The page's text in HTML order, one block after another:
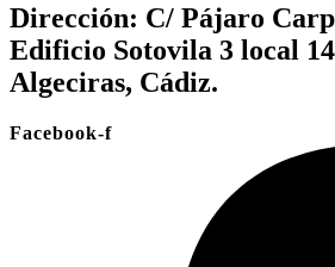
Dirección: C/ Pájaro
Edificio Sotovila 3 local
Algeciras, Cádiz.
Facebook-f